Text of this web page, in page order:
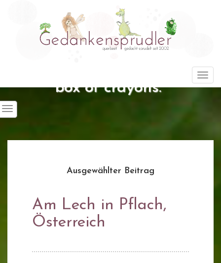
"Life is about using the whole
box of crayons."
Ausgewählter Beitrag
Am Lech in Pflach,
Österreich